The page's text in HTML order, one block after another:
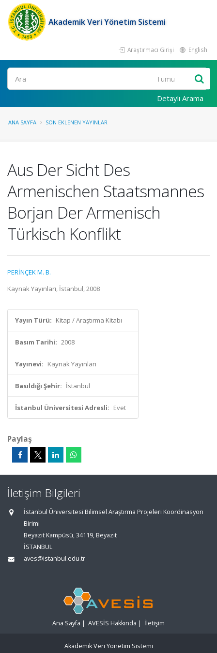
Akademik Veri Yönetim Sistemi
Araştırmacı Girişi English
Ara
Detaylı Arama
ANA SAYFA SON EKLENEN YAYINLAR
Aus Der Sicht Des
Armenischen Staatsmannes
Borjan Der Armenisch
Türkisch Konflikt
PERİNÇEK M. B.
Kaynak Yayınları, İstanbul, 2008
Yayın Türü: Kitap / Araştırma Kitabı
Basım Tarihi: 2008
Yayınevi: Kaynak Yayınları
Basıldığı Şehir: İstanbul
İstanbul Üniversitesi Adresli: Evet
Paylaş
İletişim Bilgileri
İstanbul Üniversitesi Bilimsel Araştırma Projeleri Koordinasyon
Birimi
Beyazıt Kampüsü, 34119, Beyazıt
İSTANBUL
aves@istanbul.edu.tr
Ana Sayfa | AVESİS Hakkında | İletişim
Akademik Veri Yönetim Sistemi